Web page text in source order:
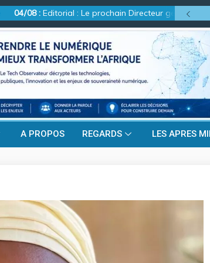
: Editorial : Le prochain Directeur général de
A PROPOS REGARDS LES APRES